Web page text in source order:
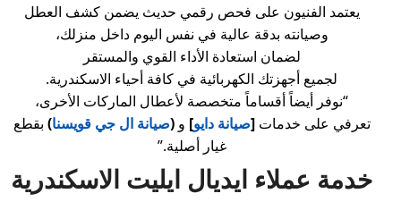
يعتمد الفنيون على فحص رقمي حديث يضمن كشف العطل
وصيانته بدقة عالية في نفس اليوم داخل منزلك،
لضمان استعادة الأداء القوي والمستقر
لجميع أجهزتك الكهربائية في كافة أحياء الاسكندرية.
“نوفر أيضاً أقساماً متخصصة لأعطال الماركات الأخرى،
تعرفي على خدمات[صيانة دايو] و(صيانة ال جي قويسنا) بقطع
غيار أصلية.”
خدمة عملاء ايديال ايليت الاسكندرية